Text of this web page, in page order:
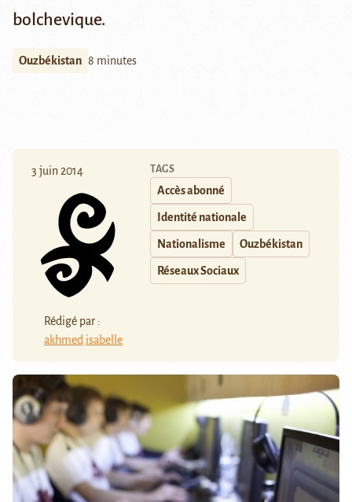
bolchevique.
Ouzbékistan 8 minutes
3 juin 2014
Rédigé par :
akhmed isabelle
TAGS
Accès abonné
Identité nationale
Nationalisme Ouzbékistan
Réseaux Sociaux